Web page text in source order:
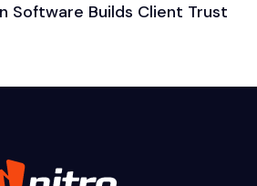
Software Builds Client Trust